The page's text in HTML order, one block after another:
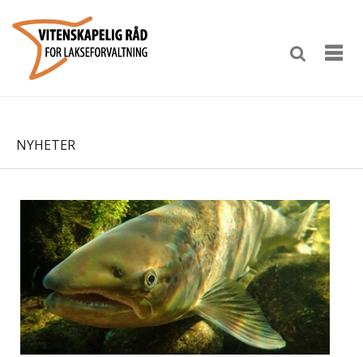
NYHETER